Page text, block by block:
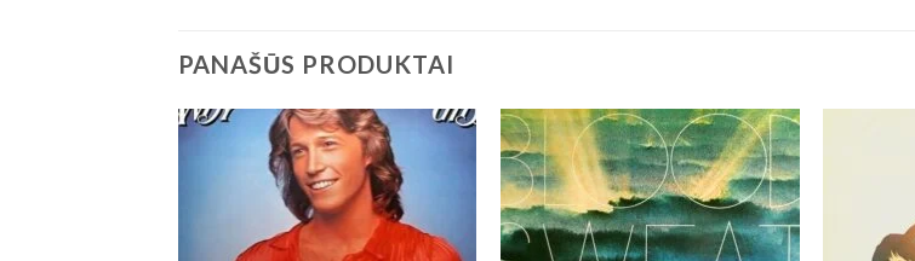
PANAŠŪS PRODUKTAI